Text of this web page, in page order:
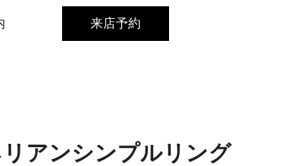
来店予約
アンシンプルリング